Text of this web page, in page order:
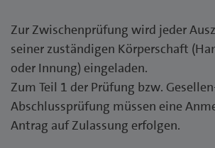
Zur Zwischenprüfung wird jeder
seiner zuständigen Körperschaft
oder Innung) eingeladen.
Zum Teil 1 der Prüfung bzw.
Abschlussprüfung müssen eine
Antrag auf Zulassung erfolgen.